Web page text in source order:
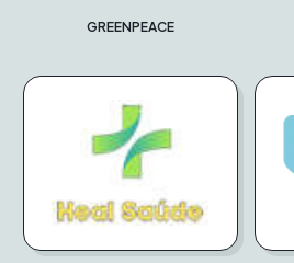
GREENPEACE